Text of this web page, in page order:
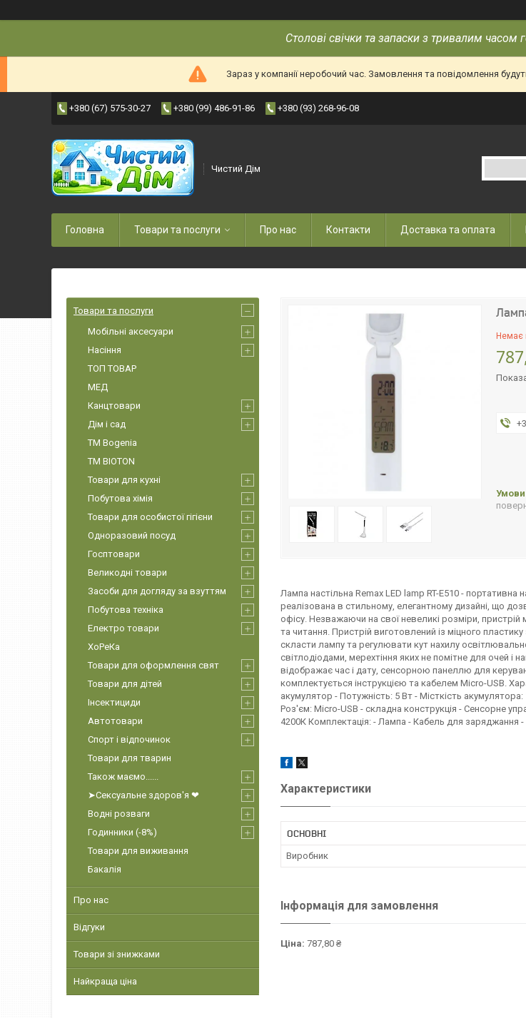
Столові свічки та запаски з тривалим часом
Зараз у компанії неробочий час. Замовлення та повідомлення
+380 (67) 575-30-27 +380 (99) 486-91-86 +380 (93) 268-96-08
Чистий Дім
Головна Товари та послуги Про нас Контакти Доставка та оплата
Немає
Лампа настільна Remax LED lamp RT-E510 -
реалізована в стильному, елегантному дизайні, що
офісу. Незважаючи на свої невеликі розміри,
та читання. Пристрій виготовлений із міцного
скласти лампу та регулювати кут нахилу
світлодіодами, мерехтіння яких не помітне для очей
відображає час і дату, сенсорною панеллю для
комплектується інструкцією та кабелем Micro-USB.
акумулятор - Потужність: 5 Вт - Місткість
Роз'єм: Micro-USB - складна конструкція - Cенсорне
4200К Комплектація: - Лампа - Кабель для заряджання -
Характеристики
ОСНОВНІ
Виробник
Інформація для замовлення
Ціна: 787,80 ₴
Товари та послуги
Мобільні аксесуари
Насіння
ТОП ТОВАР
МЕД
Канцтовари
Дім і сад
ТМ Bogenia
ТМ BIOTON
Товари для кухні
Побутова хімія
Товари для особистої гігієни
Одноразовий посуд
Госптовари
Великодні товари
Засоби для догляду за взуттям
Побутова техніка
Електро товари
ХоРеКа
Товари для оформлення свят
Товари для дітей
Інсектициди
Автотовари
Спорт і відпочинок
Товари для тварин
Також маємо......
➤Сексуальне здоров'я ❤
Водні розваги
Годинники (-8%)
Товари для виживання
Бакалія
Про нас
Відгуки
Товари зі знижками
Найкраща ціна